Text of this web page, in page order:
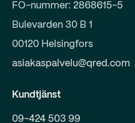
FO-nummer: 2868615-5
Bulevarden 30 B 1
00120 Helsingfors
asiakaspalvelu@qred.com
Kundtjänst
09-424 503 99